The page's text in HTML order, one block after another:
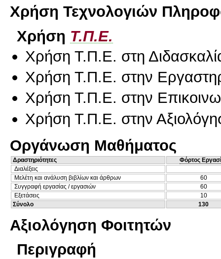
Χρήση Τεχνολογιών
Χρήση Τ.Π.Ε.
Χρήση Τ.Π.Ε. στη
Χρήση Τ.Π.Ε. στην
Χρήση Τ.Π.Ε. στην
Χρήση Τ.Π.Ε. στην
Οργάνωση Μαθήματος
Δραστηριότητες
Φόρτος
Διαλέξεις
Μελέτη και ανάλυση βιβλίων και άρθρων
60
Συγγραφή εργασίας / εργασιών
60
Εξετάσεις
10
Σύνολο
130
Αξιολόγηση Φοιτητών
Περιγραφή